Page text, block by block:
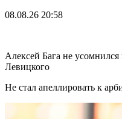
08.08.26 20:58
Алексей Бага не
Левицкого
Не стал апеллировать к